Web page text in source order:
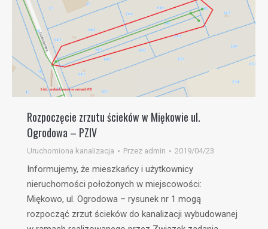
Rozpoczęcie zrzutu ścieków w Miękowie ul.
Ogrodowa – PZIV
Uruchomiona kanalizacja Przez admin 2019/04/23
Informujemy, że mieszkańcy i użytkownicy
nieruchomości położonych w miejscowości:
Miękowo, ul. Ogrodowa – rysunek nr 1 mogą
rozpocząć zrzut ścieków do kanalizacji wybudowanej